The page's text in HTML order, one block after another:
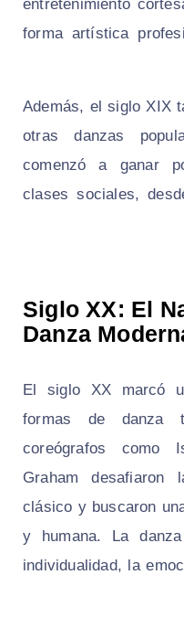
entretenimiento
forma artística
Además, el siglo XIX
otras danzas
comenzó a ganar
clases sociales,
Siglo XX: El
Danza
El siglo XX marcó
formas de danza
coreógrafos como
Graham desafiaron
clásico y buscaron
y humana. La
individualidad, la